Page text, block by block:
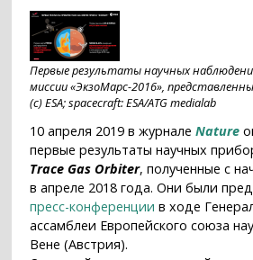
Первые результаты научных
миссии «ЭкзоМарс-2016»,
(с) ESA; spacecraft: ESA/ATG medialab
10 апреля 2019 в журналеNature
первые результаты научных
Trace Gas Orbiter, полученные с
в апреле 2018 года. Они были
пресс-конференции в ходе
ассамблеи Европейского союза
Вене (Австрия).